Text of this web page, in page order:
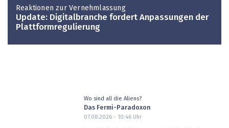
Reaktionen zur Vernehmlassung
Update: Digitalbranche fordert Anpassungen der
Plattformregulierung
Wo sind all die Aliens?
Das Fermi-Paradoxon
07.08.2026 - 10:46Uhr